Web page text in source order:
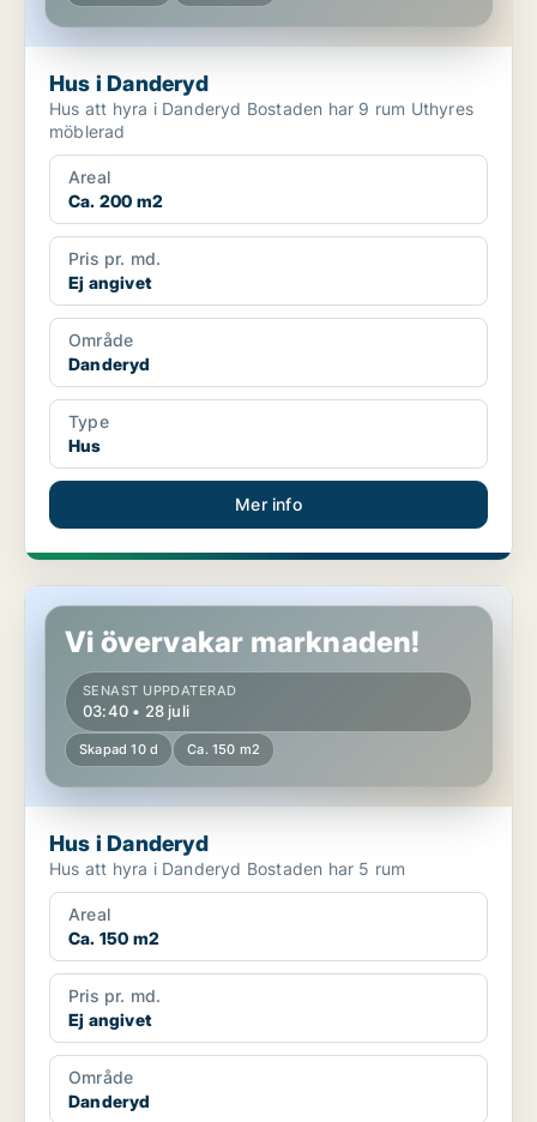
Hus i Danderyd
Hus att hyra i Danderyd Bostaden har 9 rum Uthyres
möblerad
Areal
Ca. 200 m2
Pris pr. md.
Ej angivet
Område
Danderyd
Type
Hus
Mer info
Hus i Danderyd
Vi övervakar marknaden!
SENAST UPPDATERAD
03:40 • 28 juli
Skapad 10 d Ca. 150 m2
Hus i Danderyd
Hus att hyra i Danderyd Bostaden har 5 rum
Areal
Ca. 150 m2
Pris pr. md.
Ej angivet
Område
Danderyd